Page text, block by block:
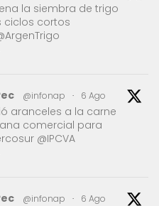
la siembra de trigo
ciclos cortos
@infonap · 6 Ago
aranceles a la carne
comercial para
@IPCVA
@infonap · 6 Ago